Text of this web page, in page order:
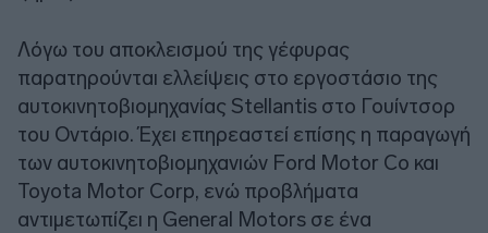
Λόγω του αποκλεισμού της γέφυρας
παρατηρούνται ελλείψεις στο εργοστάσιο της
αυτοκινητοβιομηχανίας Stellantis στο Γουίντσορ
του Οντάριο. Έχει επηρεαστεί επίσης η παραγωγή
των αυτοκινητοβιομηχανιών Ford Motor Co και
Toyota Motor Corp, ενώ προβλήματα
αντιμετωπίζει η General Motors σε ένα